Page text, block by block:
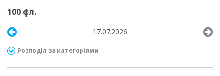
100 фл.
17.07.2026
Розподіл за категоріями